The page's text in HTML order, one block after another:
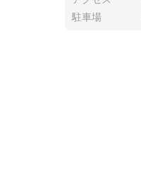
駐車場